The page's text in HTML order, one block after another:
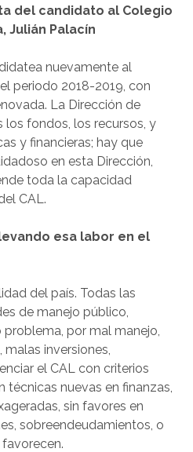
del candidato al Colegio
Julián Palacín
nuevamente al
periodo 2018-2019, con
La Dirección de
fondos, los recursos, y
y financieras; hay que
en esta Dirección,
toda la capacidad
CAL.
esa labor en el
del país. Todas las
de manejo público,
por mal manejo,
inversiones,
el CAL con criterios
técnicas nuevas en finanzas,
sin favores en
sobreendeudamientos, o